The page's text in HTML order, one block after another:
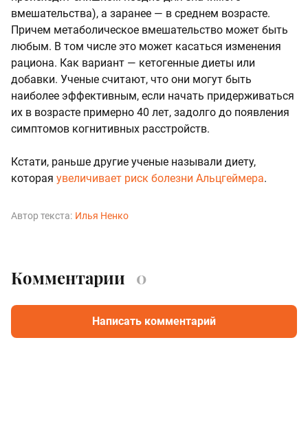
вмешательства), а заранее — в среднем возрасте.
Причем метаболическое вмешательство может быть
любым. В том числе это может касаться изменения
рациона. Как вариант — кетогенные диеты или
добавки. Ученые считают, что они могут быть
наиболее эффективным, если начать придерживаться
их в возрасте примерно 40 лет, задолго до появления
симптомов когнитивных расстройств.
Кстати, раньше другие ученые называли диету,
которая увеличивает риск болезни Альцгеймера.
Автор текста: Илья Ненко
Комментарии 0
Написать комментарий